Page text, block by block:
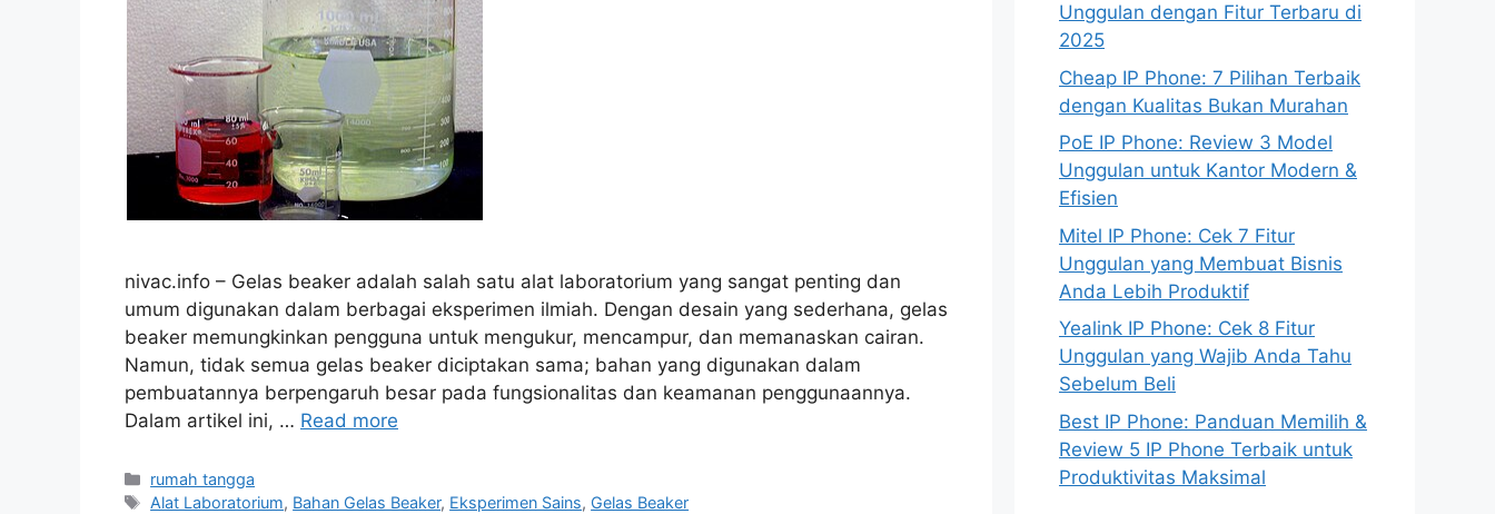
nivac.info – Gelas beaker adalah salah satu alat laboratorium yang sangat penting dan
umum digunakan dalam berbagai eksperimen ilmiah. Dengan desain yang sederhana, gelas
beaker memungkinkan pengguna untuk mengukur, mencampur, dan memanaskan cairan.
Namun, tidak semua gelas beaker diciptakan sama; bahan yang digunakan dalam
pembuatannya berpengaruh besar pada fungsionalitas dan keamanan penggunaannya.
Dalam artikel ini, … Read more
Categories
rumah tangga
Tags
Alat Laboratorium, Bahan Gelas Beaker, Eksperimen Sains, Gelas Beaker
Unggulan dengan Fitur Terbaru di
2025
Cheap IP Phone: 7 Pilihan Terbaik
dengan Kualitas Bukan Murahan
PoE IP Phone: Review 3 Model
Unggulan untuk Kantor Modern &
Efisien
Mitel IP Phone: Cek 7 Fitur
Unggulan yang Membuat Bisnis
Anda Lebih Produktif
Yealink IP Phone: Cek 8 Fitur
Unggulan yang Wajib Anda Tahu
Sebelum Beli
Best IP Phone: Panduan Memilih &
Review 5 IP Phone Terbaik untuk
Produktivitas Maksimal